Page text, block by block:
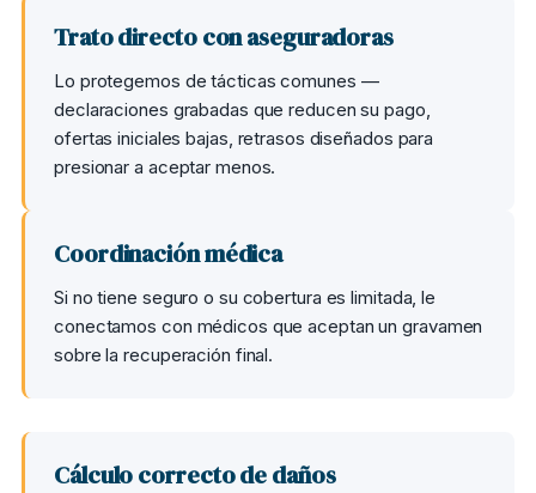
Trato directo con aseguradoras
Lo protegemos de tácticas comunes —
declaraciones grabadas que reducen su pago,
ofertas iniciales bajas, retrasos diseñados para
presionar a aceptar menos.
Coordinación médica
Si no tiene seguro o su cobertura es limitada, le
conectamos con médicos que aceptan un gravamen
sobre la recuperación final.
Cálculo correcto de daños